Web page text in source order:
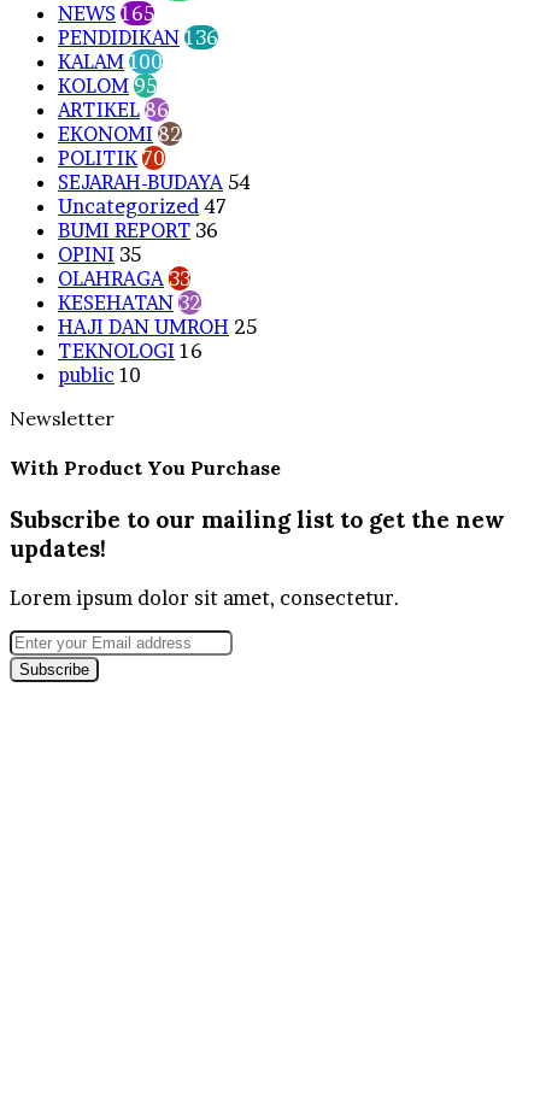
NEWS 165
PENDIDIKAN 136
KALAM 100
KOLOM 95
ARTIKEL 86
EKONOMI 82
POLITIK 70
SEJARAH-BUDAYA 54
Uncategorized 47
BUMI REPORT 36
OPINI 35
OLAHRAGA 33
KESEHATAN 32
HAJI DAN UMROH 25
TEKNOLOGI 16
public 10
Newsletter
With Product You Purchase
Subscribe to our mailing list to get the new
updates!
Lorem ipsum dolor sit amet, consectetur.
Enter
your
Email